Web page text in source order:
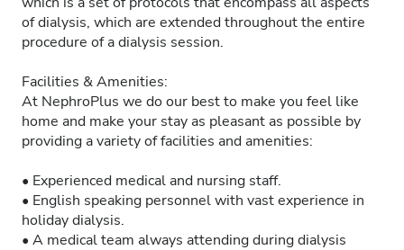
of dialysis, which are extended throughout the entire
procedure of a dialysis session.
Facilities & Amenities:
At NephroPlus we do our best to make you feel like
home and make your stay as pleasant as possible by
providing a variety of facilities and amenities:
• Experienced medical and nursing staff.
• English speaking personnel with vast experience in
holiday dialysis.
• A medical team always attending during dialysis